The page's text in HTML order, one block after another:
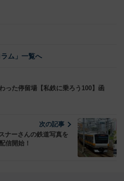
ラム」一覧へ
った停留場【私鉄に乗ろう100】函
次の記事
ナーさんの鉄道写真を
信開始！